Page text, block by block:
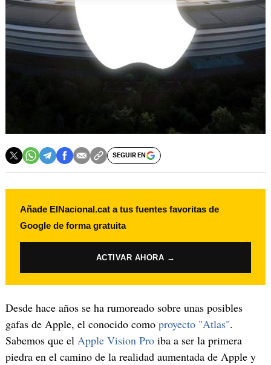
SEGUIR EN
Añade ElNacional.cat a tus fuentes favoritas de
Google de forma gratuita
ACTIVAR AHORA →
Desde hace años se ha rumoreado sobre unas posibles
gafas de Apple, el conocido como proyecto "Atlas".
Sabemos que el Apple Vision Proiba a ser la primera
piedra en el camino de la realidad aumentada de Apple y